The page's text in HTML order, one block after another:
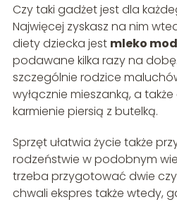
Czy taki gadżet jest dla
Najwięcej zyskasz na nim
diety dziecka jest mleko
podawane kilka razy na
szczególnie rodzice
wyłącznie mieszanką, a
karmienie piersią z butelką.
Sprzęt ułatwia życie także
rodzeństwie w podobnym
trzeba przygotować dwie
chwali ekspres także wtedy,